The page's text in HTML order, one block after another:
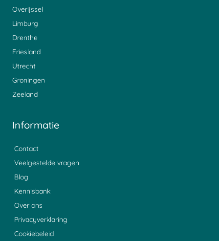
Overijssel
Limburg
Drenthe
Friesland
Utrecht
Groningen
Zeeland
Informatie
Contact
Veelgestelde vragen
Blog
Kennisbank
Over ons
Privacyverklaring
Cookiebeleid